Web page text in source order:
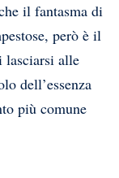
il fantasma di
però è il
lasciarsi alle
dell’essenza
più comune